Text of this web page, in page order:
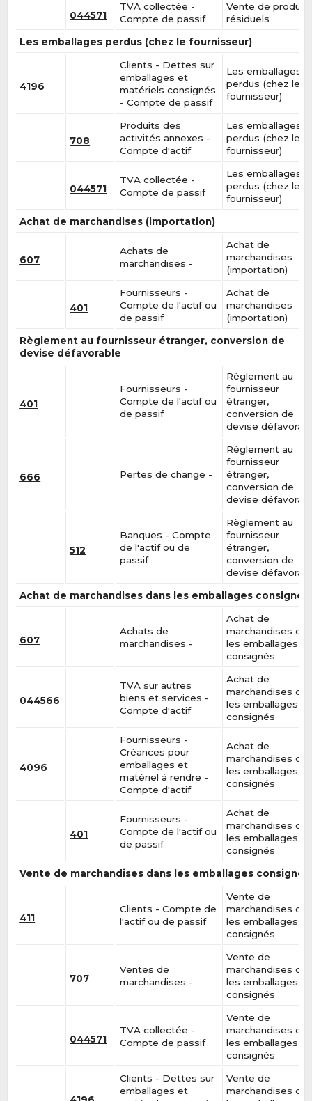
044571
TVA collectée -
Compte de passif
Vente de
résiduels
Les emballages perdus (chez le fournisseur)
4196
Clients - Dettes sur
emballages et
matériels consignés
- Compte de passif
Les emballages
perdus (chez le
fournisseur)
708
Produits des
activités annexes -
Compte d'actif
Les emballages
perdus (chez le
fournisseur)
044571
TVA collectée -
Compte de passif
Les emballages
perdus (chez le
fournisseur)
Achat de marchandises (importation)
607
Achats de
marchandises -
Achat de
marchandises
(importation)
401
Fournisseurs -
Compte de l'actif ou
de passif
Achat de
marchandises
(importation)
Règlement au fournisseur étranger, conversion de
devise défavorable
401
Fournisseurs -
Compte de l'actif ou
de passif
Règlement au
fournisseur
étranger,
conversion de
devise
666 Pertes de change -
Règlement au
fournisseur
étranger,
conversion de
devise
512
Banques - Compte
de l'actif ou de
passif
Règlement au
fournisseur
étranger,
conversion de
devise
Achat de marchandises dans les emballages consignés
607
Achats de
marchandises -
Achat de
marchandises
les emballages
consignés
044566
TVA sur autres
biens et services -
Compte d'actif
Achat de
marchandises
les emballages
consignés
4096
Fournisseurs -
Créances pour
emballages et
matériel à rendre -
Compte d'actif
Achat de
marchandises
les emballages
consignés
401
Fournisseurs -
Compte de l'actif ou
de passif
Achat de
marchandises
les emballages
consignés
Vente de marchandises dans les emballages consignés
411
Clients - Compte de
l'actif ou de passif
Vente de
marchandises
les emballages
consignés
707
Ventes de
marchandises -
Vente de
marchandises
les emballages
consignés
044571
TVA collectée -
Compte de passif
Vente de
marchandises
les emballages
consignés
Clients - Dettes sur
emballages et
Vente de
marchandises